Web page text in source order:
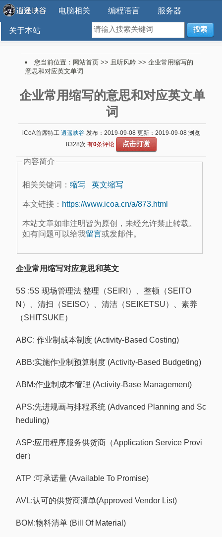
电脑相关 编程语言 服务器
关于本站 搜索
您当前位置： 网站首页 >> 且听风吟 >> 企业常用缩写的
意思和对应英文单词
企业常用缩写的意思和对应英文单
词
iCoA首席特工 逍遥峡谷发布：2019-09-08 更新：2019-09-08 浏览
8328次 有0条评论 点击打赏
内容简介
相关关键词： 缩写 英文缩写
本文链接： https://www.icoa.cn/a/873.html
本站文章如非注明皆为原创，未经允许禁止转载。
如有问题可以给我留言或发邮件。
企业常用缩写对应意思和英文
5S :5S 现场管理法 整理（SEIRI）、整顿（SEITO
N）、清扫（SEISO）、清洁（SEIKETSU）、素养
（SHITSUKE）
ABC: 作业制成本制度 (Activity-Based Costing)
ABB:实施作业制预算制度 (Activity-Based Budgeting)
ABM:作业制成本管理 (Activity-Base Management)
APS:先进规画与排程系统 (Advanced Planning and Sc
heduling)
ASP:应用程序服务供货商（Application Service Provi
der）
ATP :可承诺量 (Available To Promise)
AVL:认可的供货商清单(Approved Vendor List)
BOM:物料清单 (Bill Of Material)